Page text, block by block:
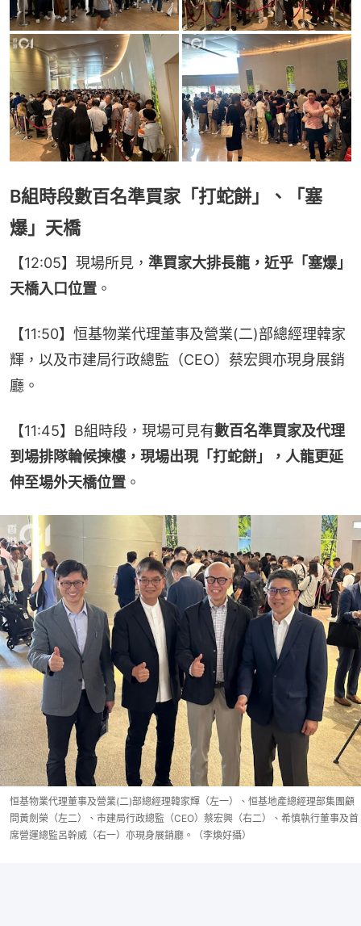
B組時段數百名準買家「打蛇餅」、「塞
爆」天橋
【12:05】現場所見， 準買家大排長龍，近乎「塞爆」
天橋入口位置 。
【11:50】恒基物業代理董事及營業(二)部總經理韓家
輝，以及市建局行政總監（CEO）蔡宏興亦現身展銷
廳。
【11:45】B組時段，現場可見有數百名準買家及代理
到場排隊輪候揀樓，現場出現「打蛇餅」，人龍更延
伸至場外天橋位置 。
恒基物業代理董事及營業(二)部總經理韓家輝（左一）、恒基地產總經理部集團顧
問黃劍榮（左二）、市建局行政總監（CEO）蔡宏興（右二）、希慎執行董事及首
席營運總監呂幹威（右一）亦現身展銷廳。（李煥好攝）